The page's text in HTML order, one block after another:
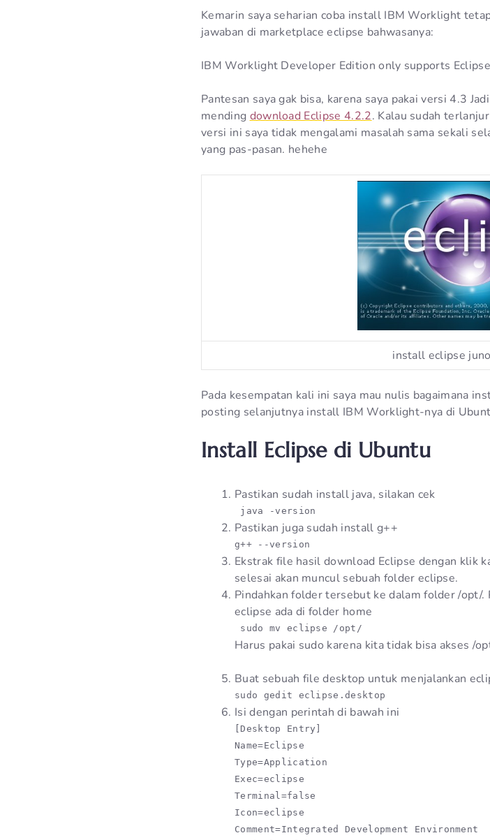
Kemarin saya seharian coba install IBM Worklight
jawaban di marketplace eclipse bahwasanya:
IBM Worklight Developer Edition only supports
Pantesan saya gak bisa, karena saya pakai versi 4.3
mending download Eclipse 4.2.2. Kalau sudah
versi ini saya tidak mengalami masalah sama sekali
yang pas-pasan. hehehe
install eclipse
Pada kesempatan kali ini saya mau nulis bagaimana
posting selanjutnya install IBM Worklight-nya di
Install Eclipse di Ubuntu
Pastikan sudah install java, silakan cek
java -version
Pastikan juga sudah install g++
g++ --version
Ekstrak file hasil download Eclipse dengan klik
selesai akan muncul sebuah folder eclipse.
Pindahkan folder tersebut ke dalam folder /opt/.
eclipse ada di folder home
sudo mv eclipse /opt/
Harus pakai sudo karena kita tidak bisa akses /
Buat sebuah file desktop untuk menjalankan
sudo gedit eclipse.desktop
Isi dengan perintah di bawah ini
[Desktop Entry]
Name=Eclipse
Type=Application
Exec=eclipse
Terminal=false
Icon=eclipse
Comment=Integrated Development Environment